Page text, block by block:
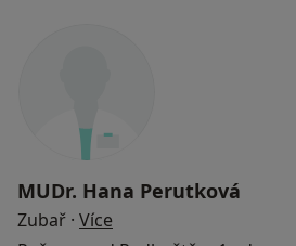
MUDr. Hana Perutková
Zubař · Více